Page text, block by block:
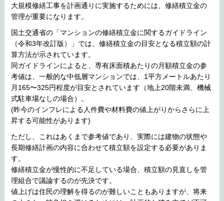
大規模修繕工事を計画通りに実施するためには、修繕積立金の
管理が重要になります。
国土交通省の「マンションの修繕積立金に関するガイドライン
（令和3年改訂版）」では、修繕積立金の目安となる積立額の計
算方法が示されています。
同ガイドラインによると、専有床面積あたりの月額積立金の参
考値は、一般的な中低層マンションでは、1平方メートルあたり
月165〜325円程度が目安とされています（地上20階未満、機械
式駐車場なしの場合）。
(昨今のインフレによる人件費や材料費の値上がりからさらに上
昇する可能性があります)
ただし、これはあくまで参考値であり、実際には建物の状態や
長期修繕計画の内容に合わせて積立額を設定する必要がありま
す。
修繕積立金が慢性的に不足している場合、積立額の見直しを管
理組合で議論するのが先決です。
値上げは住民の理解を得るのが難しいこともありますが、将来